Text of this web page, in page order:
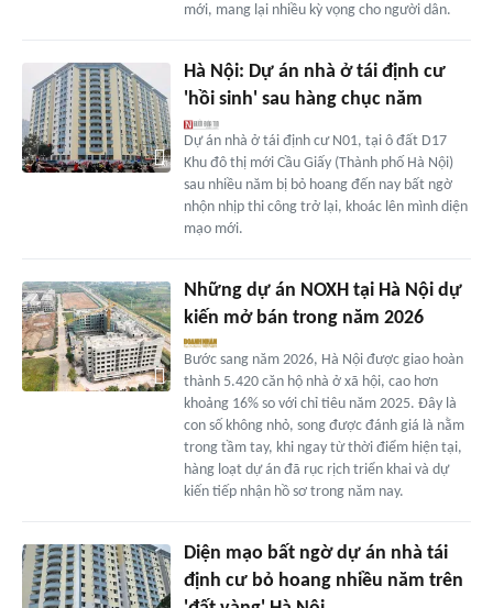
mới, mang lại nhiều kỳ vọng cho người dân.
Hà Nội: Dự án nhà ở tái định cư
'hồi sinh' sau hàng chục năm
Dự án nhà ở tái định cư N01, tại ô đất D17
Khu đô thị mới Cầu Giấy (Thành phố Hà Nội)
sau nhiều năm bị bỏ hoang đến nay bất ngờ
nhộn nhịp thi công trở lại, khoác lên mình diện
mạo mới.
Những dự án NOXH tại Hà Nội dự
kiến mở bán trong năm 2026
Bước sang năm 2026, Hà Nội được giao hoàn
thành 5.420 căn hộ nhà ở xã hội, cao hơn
khoảng 16% so với chỉ tiêu năm 2025. Đây là
con số không nhỏ, song được đánh giá là nằm
trong tầm tay, khi ngay từ thời điểm hiện tại,
hàng loạt dự án đã rục rịch triển khai và dự
kiến tiếp nhận hồ sơ trong năm nay.
Diện mạo bất ngờ dự án nhà tái
định cư bỏ hoang nhiều năm trên